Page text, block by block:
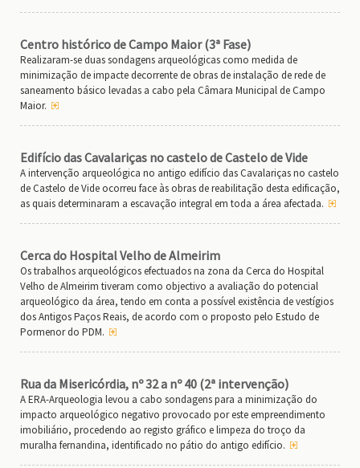
Centro histórico de Campo Maior (3ª Fase)
Realizaram-se duas sondagens arqueológicas como medida de
minimização de impacte decorrente de obras de instalação de rede de
saneamento básico levadas a cabo pela Câmara Municipal de Campo
Maior.
Edifício das Cavalariças no castelo de Castelo de Vide
A intervenção arqueológica no antigo edifício das Cavalariças no castelo
de Castelo de Vide ocorreu face às obras de reabilitação desta edificação,
as quais determinaram a escavação integral em toda a área afectada.
Cerca do Hospital Velho de Almeirim
Os trabalhos arqueológicos efectuados na zona da Cerca do Hospital
Velho de Almeirim tiveram como objectivo a avaliação do potencial
arqueológico da área, tendo em conta a possível existência de vestígios
dos Antigos Paços Reais, de acordo com o proposto pelo Estudo de
Pormenor do PDM.
Rua da Misericórdia, nº 32 a nº 40 (2ª intervenção)
A ERA-Arqueologia levou a cabo sondagens para a minimização do
impacto arqueológico negativo provocado por este empreendimento
imobiliário, procedendo ao registo gráfico e limpeza do troço da
muralha fernandina, identificado no pátio do antigo edifício.